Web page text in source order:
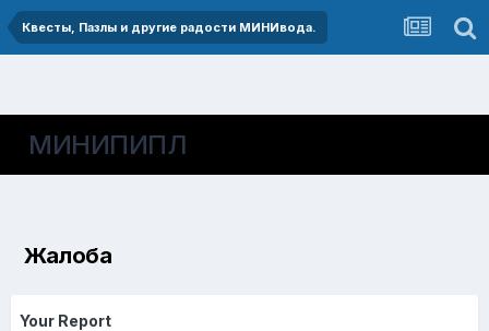
Квесты, Пазлы и другие радости МИНИвода.
МИНИПИПЛ
Жалоба
Your Report